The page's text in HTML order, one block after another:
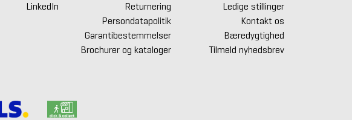
LinkedIn
Returnering
Persondatapolitik
Garantibestemmelser
Brochurer og kataloger
Ledige stillinger
Kontakt os
Bæredygtighed
Tilmeld nyhedsbrev